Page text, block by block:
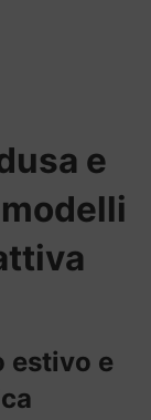
e
estivo e